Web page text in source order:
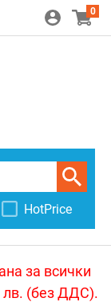
0
HotPrice
за всички
лв. (без ДДС).